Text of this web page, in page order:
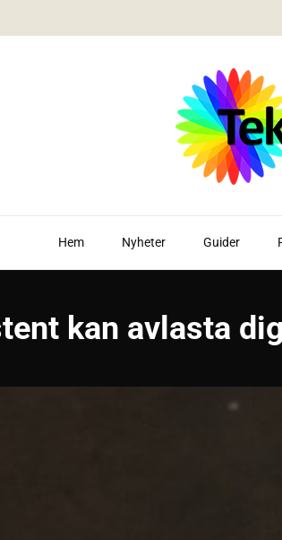
Hem Nyheter Guider
kan avlasta